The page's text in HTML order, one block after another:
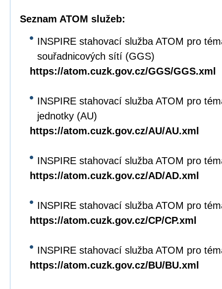
Seznam ATOM služeb:
INSPIRE stahovací služba ATOM pro
souřadnicových sítí (GGS)
https://atom.cuzk.gov.cz/GGS/GGS.xml
INSPIRE stahovací služba ATOM pro
jednotky (AU)
https://atom.cuzk.gov.cz/AU/AU.xml
INSPIRE stahovací služba ATOM pro
https://atom.cuzk.gov.cz/AD/AD.xml
INSPIRE stahovací služba ATOM pro
https://atom.cuzk.gov.cz/CP/CP.xml
INSPIRE stahovací služba ATOM pro
https://atom.cuzk.gov.cz/BU/BU.xml